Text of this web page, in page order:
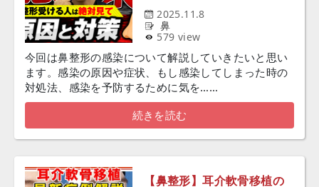
2025.11.8
鼻
579 view
今回は鼻整形の感染について解説していきたいと思い
ます。感染の原因や症状、もし感染してしまった時の
対処法、感染を予防するために気を……
続きを読む
【鼻整形】耳介軟骨移植の